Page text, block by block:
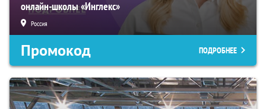
онлайн-школы «Инглекс»
Россия
Промокод ПОДРОБНЕЕ